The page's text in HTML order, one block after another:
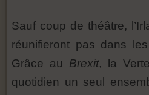
Sauf coup de théâtre,
réunifieront pas dans
Grâce au Brexit, la
quotidien un seul